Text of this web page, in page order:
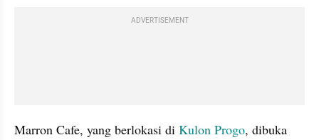
ADVERTISEMENT
Marron Cafe, yang berlokasi di Kulon Progo, dibuka